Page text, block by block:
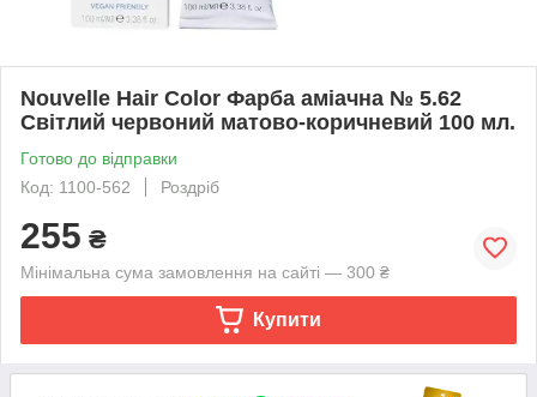
Nouvelle Hair Color Фарба аміачна № 5.62
Світлий червоний матово-коричневий 100 мл.
Готово до відправки
Код: 1100-562
Роздріб
255 ₴
Мінімальна сума замовлення на сайті — 300 ₴
Купити